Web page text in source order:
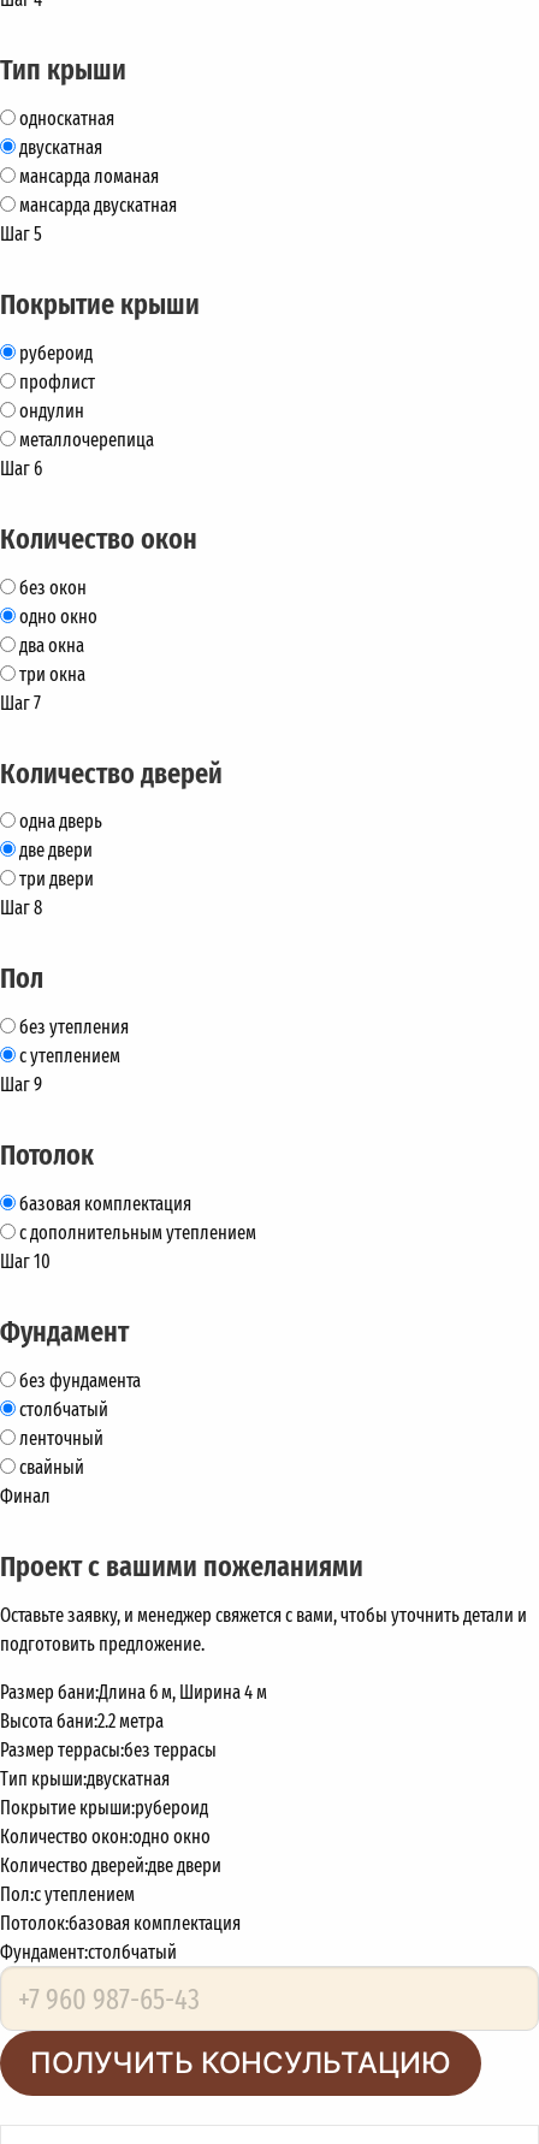
Тип крыши
односкатная
двускатная
мансарда ломаная
мансарда двускатная
Шаг 5
Покрытие крыши
рубероид
профлист
ондулин
металлочерепица
Шаг 6
Количество окон
без окон
одно окно
два окна
три окна
Шаг 7
Количество дверей
одна дверь
две двери
три двери
Шаг 8
Пол
без утепления
с утеплением
Шаг 9
Потолок
базовая комплектация
с дополнительным утеплением
Шаг 10
Фундамент
без фундамента
столбчатый
ленточный
свайный
Финал
Проект с вашими пожеланиями
Оставьте заявку, и менеджер свяжется с вами, чтобы уточнить детали и
подготовить предложение.
Размер бани:Длина 6 м, Ширина 4 м
Высота бани:2.2 метра
Размер террасы:без террасы
Тип крыши:двускатная
Покрытие крыши:рубероид
Количество окон:одно окно
Количество дверей:две двери
Пол:с утеплением
Потолок:базовая комплектация
Фундамент:столбчатый
ПОЛУЧИТЬ КОНСУЛЬТАЦИЮ